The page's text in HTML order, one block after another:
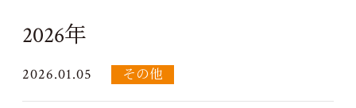
2026年
2026.01.05 その他